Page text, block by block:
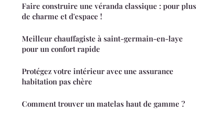
Faire construire une véranda classique : pour plus
de charme et d'espace !
Meilleur chauffagiste à saint-germain-en-laye
pour un confort rapide
Protégez votre intérieur avec une assurance
habitation pas chère
Comment trouver un matelas haut de gamme ?